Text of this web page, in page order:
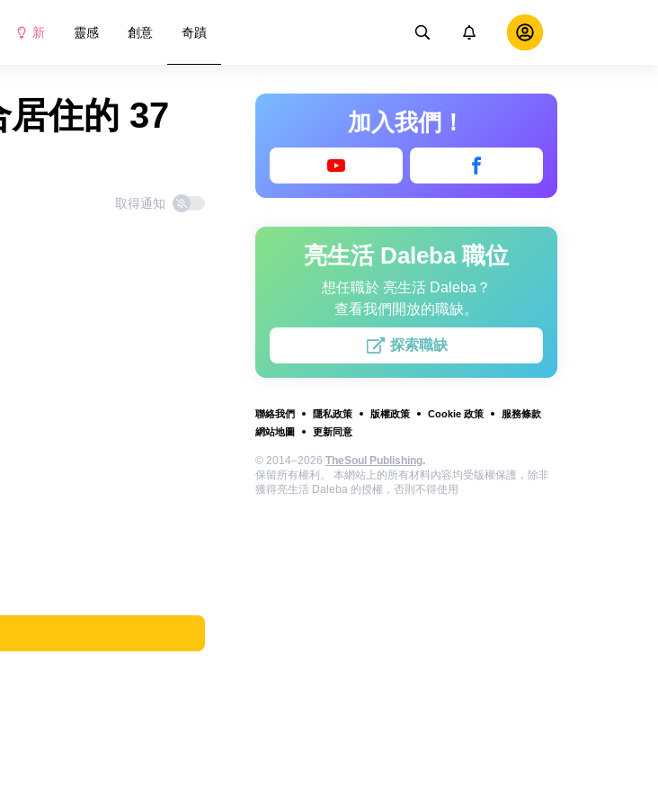
新 靈感 創意 奇蹟
加入我們！
亮生活 Daleba 職位
想任職於 亮生活 Daleba？
查看我們開放的職缺。
探索職缺
聯絡我們 隱私政策 版權政策 Cookie 政策
服務條款
網站地圖
更新同意
© 2014–2026 TheSoul Publishing.
保留所有權利。 本網站上的所有材料內容均受版權保護，除非
獲得亮生活 Daleba 的授權，否則不得使用
住的 37
取得通知